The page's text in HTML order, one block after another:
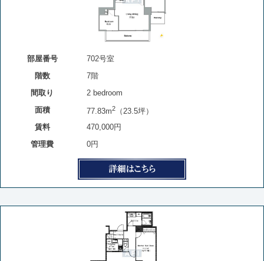
部屋番号
702号室
階数
7階
間取り
2 bedroom
面積
77.83m2
（23.5坪）
賃料
470,000円
管理費
0円